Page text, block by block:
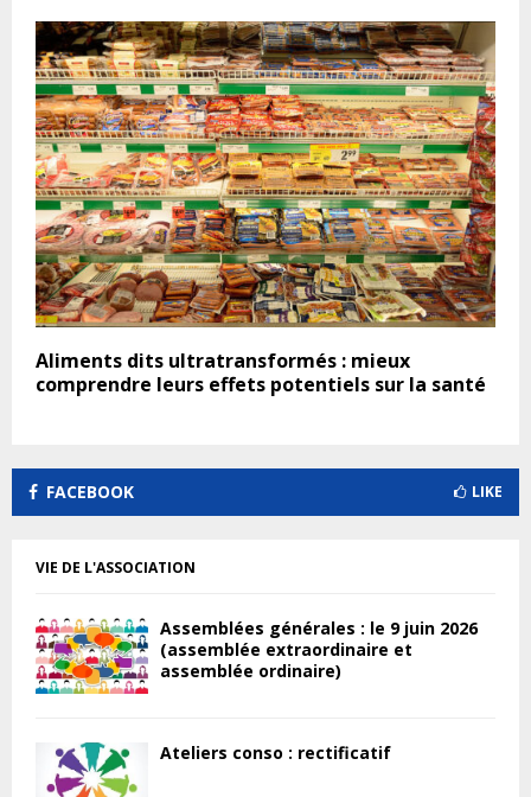
Aliments dits ultratransformés : mieux
comprendre leurs effets potentiels sur la santé
FACEBOOK LIKE
VIE DE L'ASSOCIATION
Assemblées générales : le 9 juin 2026
(assemblée extraordinaire et
assemblée ordinaire)
Ateliers conso : rectificatif